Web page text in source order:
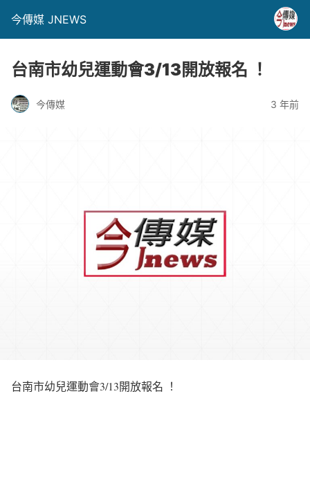
今傳媒 JNEWS
台南市幼兒運動會3/13開放報名 ！
今傳媒 3 年前
台南市幼兒運動會3/13開放報名 ！